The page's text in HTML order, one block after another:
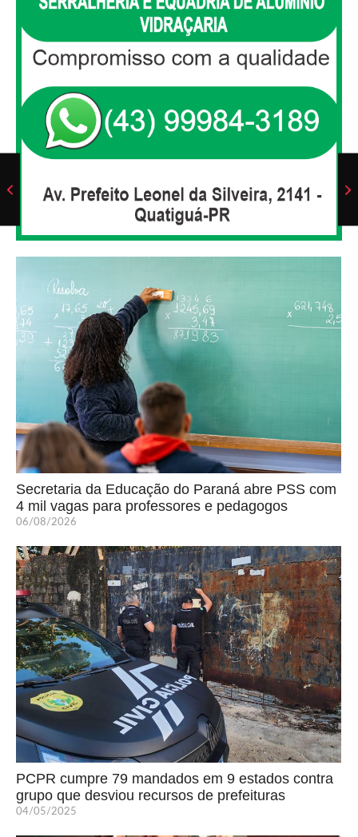
Secretaria da Educação do Paraná abre PSS com
4 mil vagas para professores e pedagogos
06/08/2026
PCPR cumpre 79 mandados em 9 estados contra
grupo que desviou recursos de prefeituras
04/05/2025